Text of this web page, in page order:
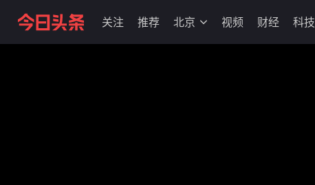
关注 推荐 北京 视频 财经 科技